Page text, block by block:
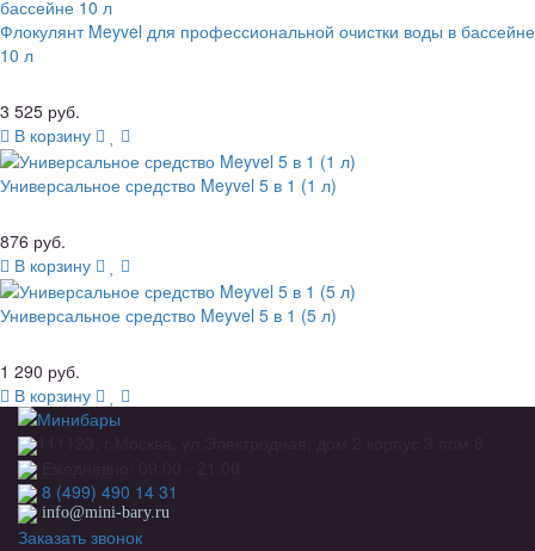
Флокулянт Meyvel для профессиональной очистки воды в бассейне
10 л
3 525 руб.
В корзину
Универсальное средство Meyvel 5 в 1 (1 л)
876 руб.
В корзину
Универсальное средство Meyvel 5 в 1 (5 л)
1 290 руб.
В корзину
8 (499) 490 14 31
info@mini-bary.ru
Заказать звонок